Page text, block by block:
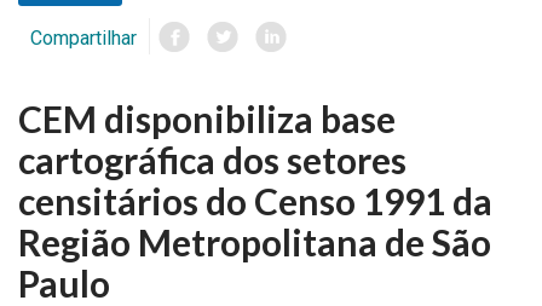
Compartilhar
CEM disponibiliza base
cartográfica dos setores
censitários do Censo 1991 da
Região Metropolitana de São
Paulo